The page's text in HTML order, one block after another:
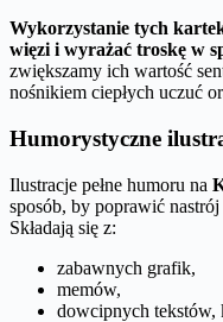
Wykorzystanie tych
więzi i wyrażać troskę w
zwiększamy ich wartość
nośnikiem ciepłych uczuć
Humorystyczne
Ilustracje pełne humoru na
sposób, by poprawić
Składają się z:
zabawnych grafik,
memów,
dowcipnych tekstów,